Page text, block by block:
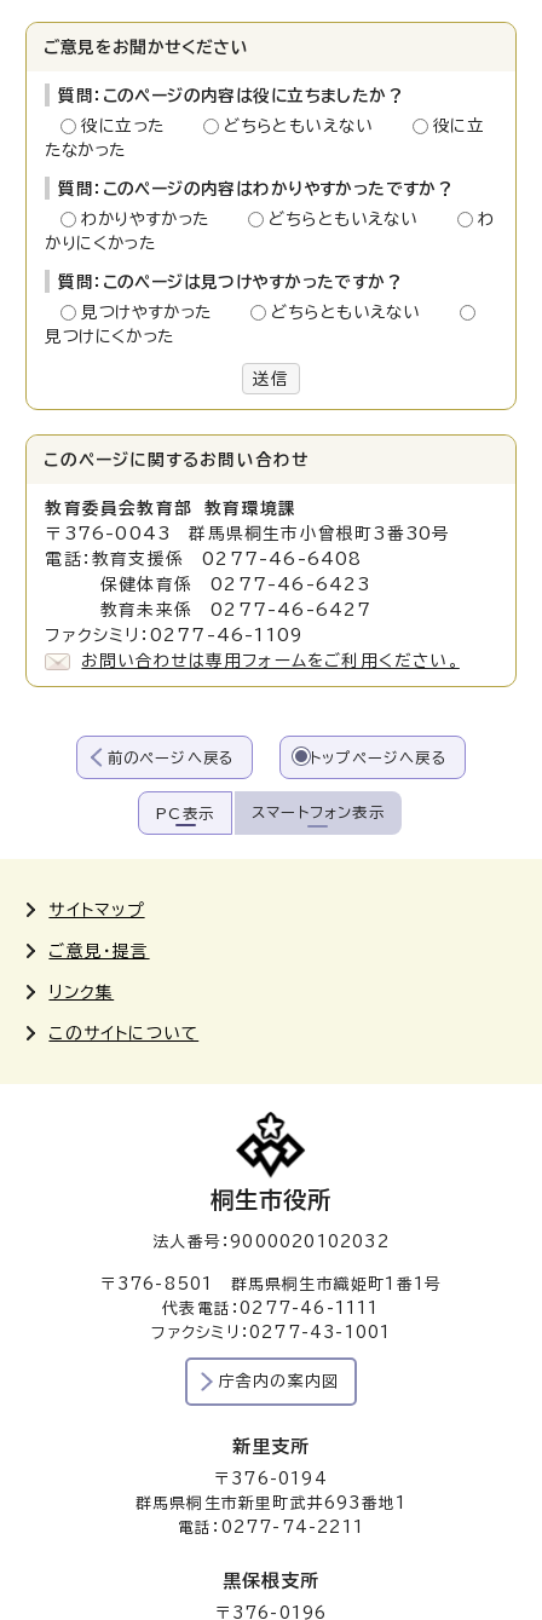
ご意見をお聞かせください
質問：このページの内容は役に立ちましたか？
役に立った
どちらともいえない
役に立
たなかった
質問：このページの内容はわかりやすかったですか？
わかりやすかった
どちらともいえない
わ
かりにくかった
質問：このページは見つけやすかったですか？
見つけやすかった
どちらともいえない
見つけにくかった
送信
このページに関する お問い合わせ
教育委員会教育部 教育環境課
〒376-0043 群馬県桐生市小曾根町3番30号
電話：教育支援係 0277-46-6408
保健体育係 0277-46-6423
教育未来係 0277-46-6427
ファクシミリ：0277-46-1109
お問い合わせは専用フォームをご利用ください。
前のページへ戻る トップページへ戻る
PC表示 スマートフォン表示
サイトマップ
ご意見・提言
リンク集
このサイトについて
桐生市役所
法人番号：9000020102032
〒376-8501 群馬県桐生市織姫町1番1号
代表電話：0277-46-1111
ファクシミリ：0277-43-1001
庁舎内の案内図
新里支所
〒376-0194
群馬県桐生市新里町武井693番地1
電話：0277-74-2211
黒保根支所
〒376-0196